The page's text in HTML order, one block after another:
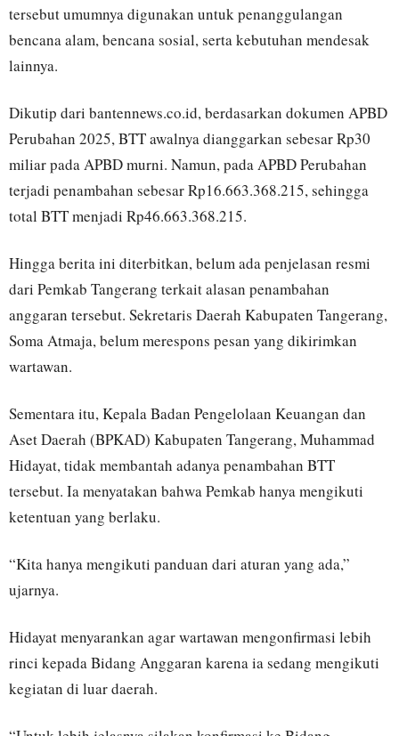
tersebut umumnya digunakan untuk penanggulangan
bencana alam, bencana sosial, serta kebutuhan mendesak
lainnya.
Dikutip dari bantennews.co.id, berdasarkan dokumen APBD
Perubahan 2025, BTT awalnya dianggarkan sebesar Rp30
miliar pada APBD murni. Namun, pada APBD Perubahan
terjadi penambahan sebesar Rp16.663.368.215, sehingga
total BTT menjadi Rp46.663.368.215.
Hingga berita ini diterbitkan, belum ada penjelasan resmi
dari Pemkab Tangerang terkait alasan penambahan
anggaran tersebut. Sekretaris Daerah Kabupaten Tangerang,
Soma Atmaja, belum merespons pesan yang dikirimkan
wartawan.
Sementara itu, Kepala Badan Pengelolaan Keuangan dan
Aset Daerah (BPKAD) Kabupaten Tangerang, Muhammad
Hidayat, tidak membantah adanya penambahan BTT
tersebut. Ia menyatakan bahwa Pemkab hanya mengikuti
ketentuan yang berlaku.
“Kita hanya mengikuti panduan dari aturan yang ada,”
ujarnya.
Hidayat menyarankan agar wartawan mengonfirmasi lebih
rinci kepada Bidang Anggaran karena ia sedang mengikuti
kegiatan di luar daerah.